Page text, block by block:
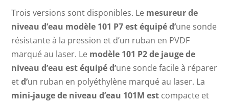
Trois versions sont disponibles. Le mesureur de
niveau d’eau modèle 101 P7 est équipé d’une sonde
résistante à la pression et d’un ruban en PVDF
marqué au laser. Le modèle 101 P2 de jauge de
niveau d’eau est équipé d’une sonde facile à réparer
etd’un ruban en polyéthylène marqué au laser. La
mini-jauge de niveau d’eau 101M est compacte et